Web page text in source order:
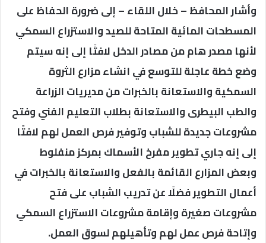
وأشار المحافظ – خلال اللقاء – إلى ضرورة الحفاظ على
المسطحات المائية المتاحة للصيد والاستزراع السمكي
لأنها مصدر هام من مصادر الدخل لافتًا إلى إنه سيتم
وضع خطة عاجلة للتوسع في انشاء مزارع الثروة
السمكية والاستعانة بالخبرات من مديريات الزراعة
والطب البيطرى والاستعانة بطلاب التعليم الفني وفتح
مشروعات جديدة للشباب وتوفير فرص العمل لهم لافتًا
إلى إنه جاري تطوير مفرخ الأسماك بمركز منفلوط
وبعض المزارع القائمة بالفعل والاستعانة بالخبرات في
أعمال التطوير فضلًا عن تدريب الشباب على فتح
مشروعات صغيرة وإقامة مشروعات الاستزراع السمكي
وإتاحة فرص عمل لهم وتأهيلهم لسوق العمل.